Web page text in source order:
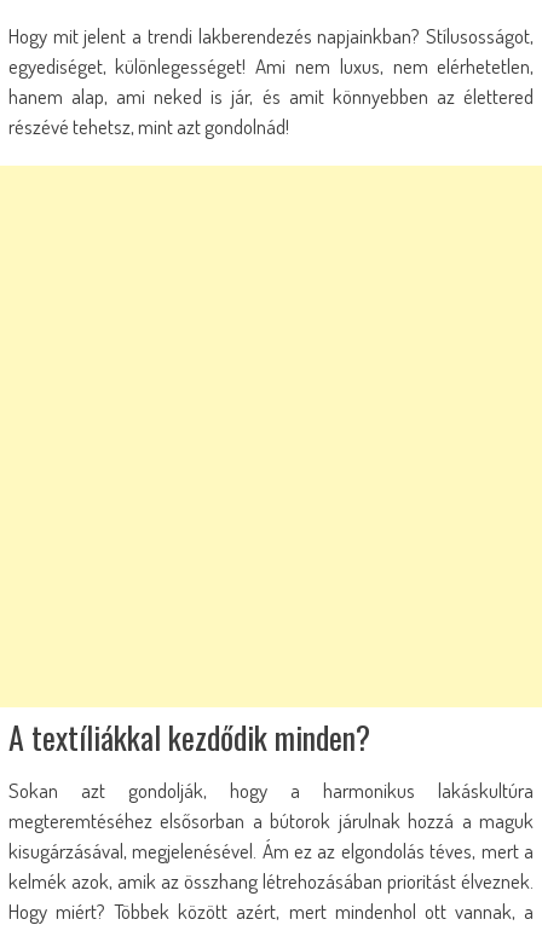
Hogy mit jelent a trendi lakberendezés napjainkban? Stílusosságot,
egyediséget, különlegességet! Ami nem luxus, nem elérhetetlen,
hanem alap, ami neked is jár, és amit könnyebben az élettered
részévé tehetsz, mint azt gondolnád!
A textíliákkal kezdődik minden?
Sokan azt gondolják, hogy a harmonikus lakáskultúra
megteremtéséhez elsősorban a bútorok járulnak hozzá a maguk
kisugárzásával, megjelenésével. Ám ez az elgondolás téves, mert a
kelmék azok, amik az összhang létrehozásában prioritást élveznek.
Hogy miért? Többek között azért, mert mindenhol ott vannak, a